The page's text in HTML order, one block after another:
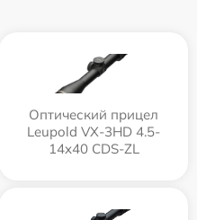
Оптический прицел
Leupold VX-3HD 4.5-
14x40 CDS-ZL